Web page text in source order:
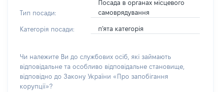
Тип посади:
Посада в органах місцевого
самоврядування
Категорія посади: п'ята категорія
Чи належите Ви до службових осіб, які займають
відповідальне та особливо відповідальне становище,
відповідно до Закону України «Про запобігання
корупції»?